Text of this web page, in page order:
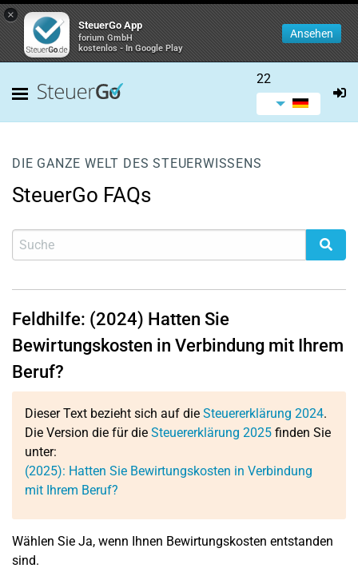
×
SteuerGo App
forium GmbH
kostenlos - In Google Play
Ansehen
22
DIE GANZE WELT DES STEUERWISSENS
SteuerGo FAQs
Feldhilfe: (2024) Hatten Sie
Bewirtungskosten in Verbindung mit Ihrem
Beruf?
Dieser Text bezieht sich auf die Steuererklärung 2024.
Die Version die für die Steuererklärung 2025 finden Sie
unter:
(2025): Hatten Sie Bewirtungskosten in Verbindung
mit Ihrem Beruf?
Wählen Sie Ja, wenn Ihnen Bewirtungskosten entstanden
sind.